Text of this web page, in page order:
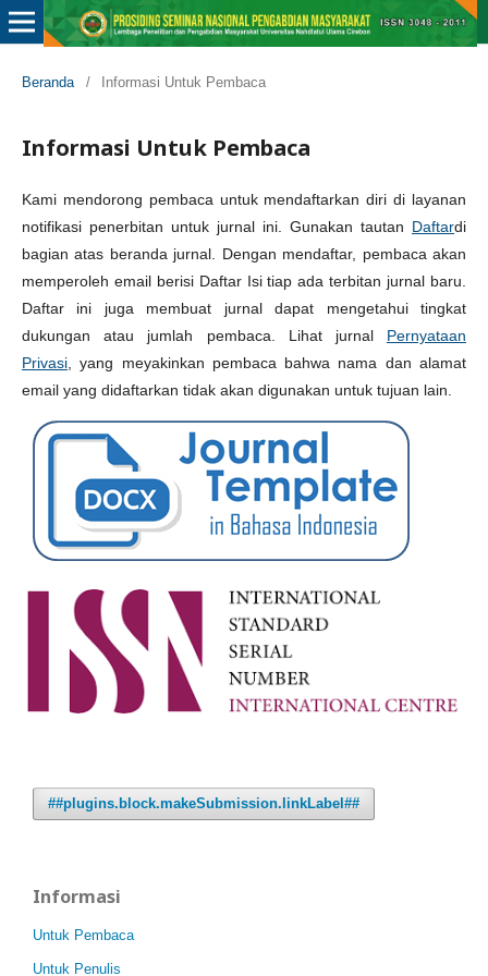
Beranda / Informasi Untuk Pembaca
Informasi Untuk Pembaca
Kami mendorong pembaca untuk mendaftarkan diri di layanan
notifikasi penerbitan untuk jurnal ini. Gunakan tautan Daftardi
bagian atas beranda jurnal. Dengan mendaftar, pembaca akan
memperoleh email berisi Daftar Isi tiap ada terbitan jurnal baru.
Daftar ini juga membuat jurnal dapat mengetahui tingkat
dukungan atau jumlah pembaca. Lihat jurnal Pernyataan
Privasi , yang meyakinkan pembaca bahwa nama dan alamat
email yang didaftarkan tidak akan digunakan untuk tujuan lain.
##plugins.block.makeSubmission.linkLabel##
Informasi
Untuk Pembaca
Untuk Penulis